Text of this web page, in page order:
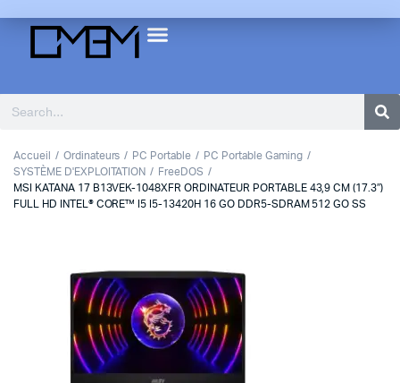
Accueil Ordinateurs PC Portable
PC Portable Gaming
SYSTÈME D'EXPLOITATION
FreeDOS
MSI KATANA 17 B13VEK-1048XFR ORDINATEUR PORTABLE 43,9 CM (17.3″)
FULL HD INTEL® CORE™ I5 I5-13420H 16 GO DDR5-SDRAM 512 GO SS
Next